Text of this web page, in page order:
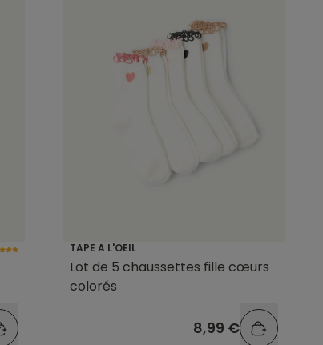
TAPE A L'OEIL
Lot de 5 chaussettes fille cœurs
colorés
8,99 €